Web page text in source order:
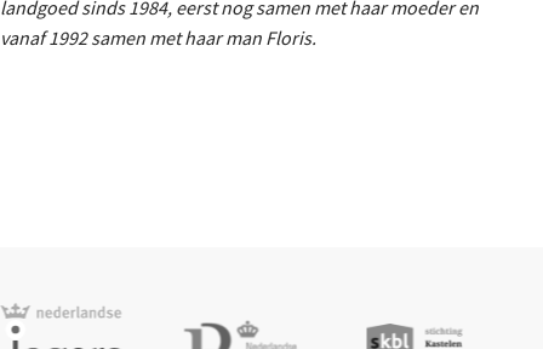
landgoed sinds 1984, eerst nog samen met haar moeder en
vanaf 1992 samen met haar man Floris.